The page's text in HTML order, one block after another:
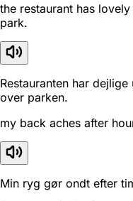
the restaurant has
park.
Restauranten har
over parken.
my back aches after
Min ryg gør ondt efter